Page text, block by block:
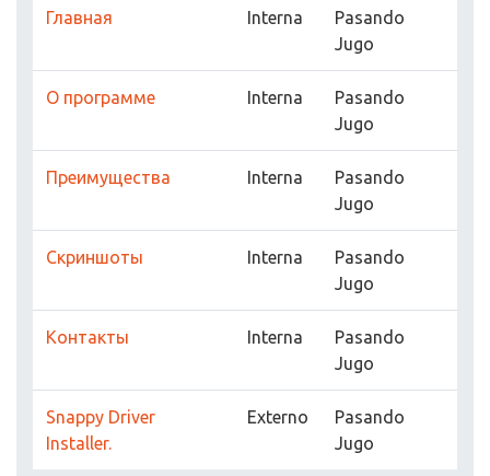
Главная Interna
Pasando
Jugo
О программе Interna
Pasando
Jugo
Преимущества Interna
Pasando
Jugo
Скриншоты Interna
Pasando
Jugo
Контакты Interna
Pasando
Jugo
Snappy Driver
Installer.
Externo
Pasando
Jugo